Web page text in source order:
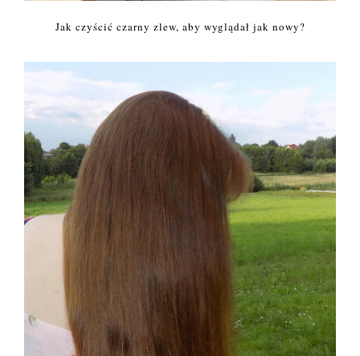
Jak czyścić czarny zlew, aby wyglądał jak nowy?